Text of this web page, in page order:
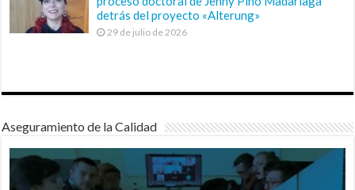
detrás del proyecto «Alterung»
29 de julio de 2026
Aseguramiento de la Calidad